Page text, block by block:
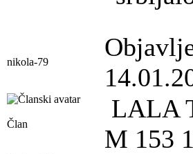
nikola-79
Član
LALA
M 153